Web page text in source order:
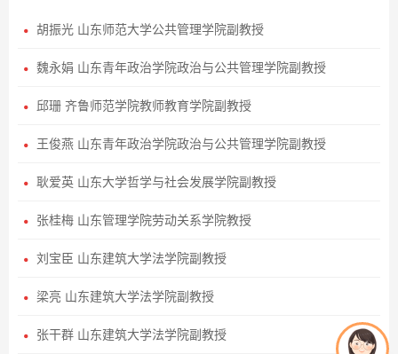
胡振光 山东师范大学公共管理学院副教授
魏永娟 山东青年政治学院政治与公共管理学院副教授
邱珊 齐鲁师范学院教师教育学院副教授
王俊燕 山东青年政治学院政治与公共管理学院副教授
耿爱英 山东大学哲学与社会发展学院副教授
张桂梅 山东管理学院劳动关系学院教授
刘宝臣 山东建筑大学法学院副教授
梁亮 山东建筑大学法学院副教授
张干群 山东建筑大学法学院副教授